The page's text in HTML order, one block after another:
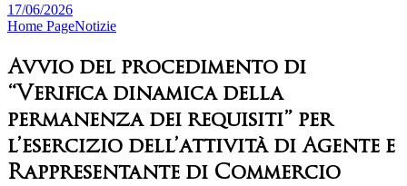
17/06/2026
Home PageNotizie
Avvio del procedimento di
“Verifica dinamica della
permanenza dei requisiti” per
l’esercizio dell’attività di Agente e
Rappresentante di Commercio